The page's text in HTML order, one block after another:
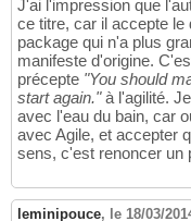
J'ai l'impression que
ce titre, car il accepte le
package qui n'a plus
manifeste d'origine.
précepte "You should
start again."à l'agilité.
avec l'eau du bain, car
avec Agile, et accepter
sens, c'est renoncer un
leminipouce, le 18/03/